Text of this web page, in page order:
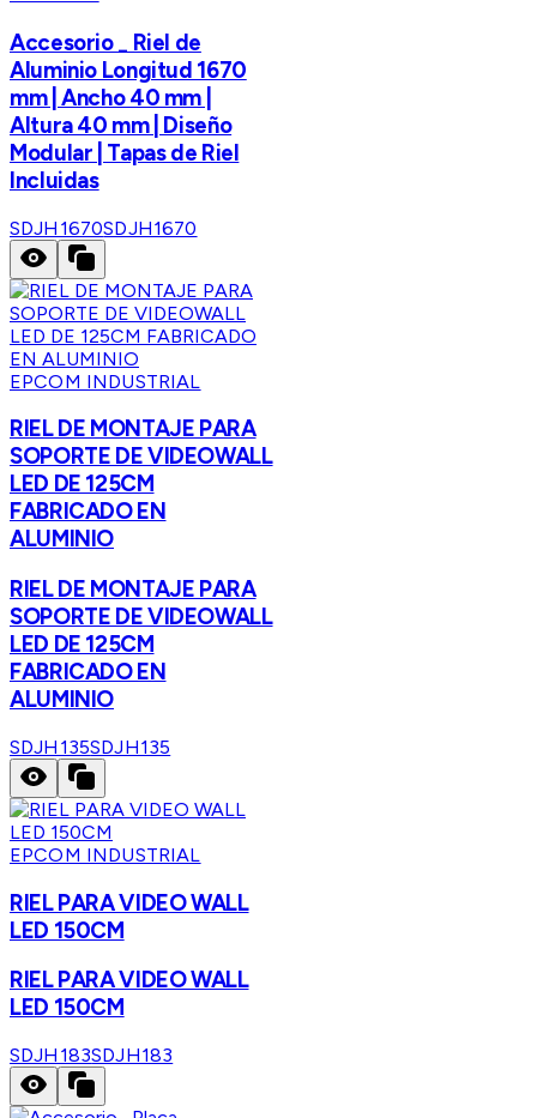
Accesorio _ Riel de
Aluminio Longitud 1670
mm | Ancho 40 mm |
Altura 40 mm | Diseño
Modular | Tapas de Riel
Incluidas
SDJH1670SDJH1670
EPCOM INDUSTRIAL
RIEL DE MONTAJE PARA
SOPORTE DE VIDEOWALL
LED DE 125CM
FABRICADO EN
ALUMINIO
RIEL DE MONTAJE PARA
SOPORTE DE VIDEOWALL
LED DE 125CM
FABRICADO EN
ALUMINIO
SDJH135SDJH135
EPCOM INDUSTRIAL
RIEL PARA VIDEO WALL
LED 150CM
RIEL PARA VIDEO WALL
LED 150CM
SDJH183SDJH183